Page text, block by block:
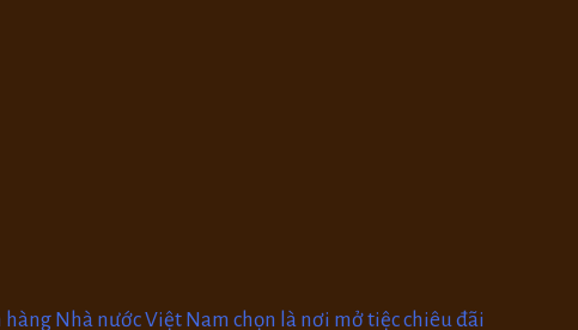
Nhà nước Việt Nam chọn là nơi mở tiệc chiêu đãi